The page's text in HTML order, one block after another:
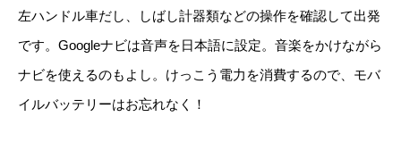
左ハンドル車だし、しばし計器類などの操作を確認して出発
です。Googleナビは音声を日本語に設定。音楽をかけながら
ナビを使えるのもよし。けっこう電力を消費するので、モバ
イルバッテリーはお忘れなく！